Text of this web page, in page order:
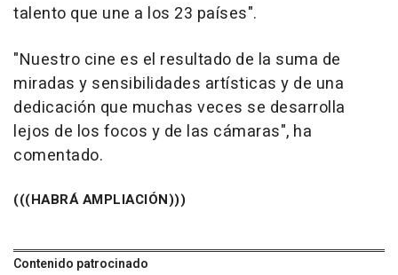
talento que une a los 23 países".
"Nuestro cine es el resultado de la suma de
miradas y sensibilidades artísticas y de una
dedicación que muchas veces se desarrolla
lejos de los focos y de las cámaras", ha
comentado.
(((HABRÁ AMPLIACIÓN)))
Contenido patrocinado